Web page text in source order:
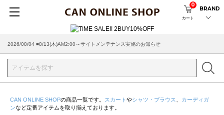
カート
0
BRAND
2026/08/04 ■8/13(木)AM2:00～サイトメンテナンス実施のお知らせ
CAN ONLINE SHOPの商品一覧です。 スカート やシャツ・ブラウス
カーディガ
ンなど定番アイテムを取り揃えております。